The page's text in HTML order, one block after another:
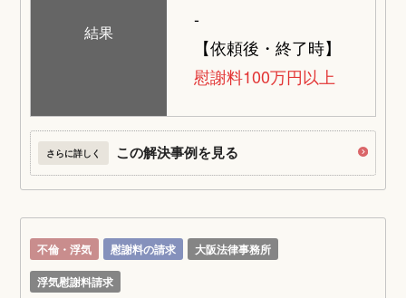
結果
-
【依頼後・終了時】
慰謝料100万円以上
さらに詳しく この解決事例を見る
不倫・浮気 慰謝料の請求
大阪法律事務所
浮気慰謝料請求